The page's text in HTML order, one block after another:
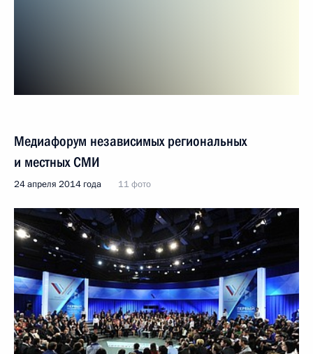
Медиафорум независимых региональных
и местных СМИ
24 апреля 2014 года 11 фото